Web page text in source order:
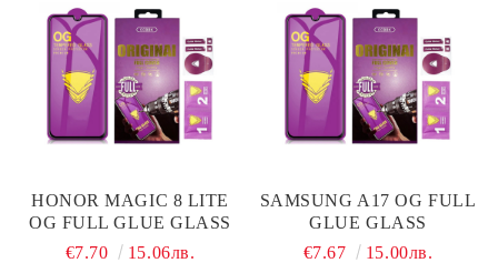
HONOR MAGIC 8 LITE
OG FULL GLUE GLASS
€7.70
15.06лв.
SAMSUNG A17 OG FULL
GLUE GLASS
€7.67
15.00лв.